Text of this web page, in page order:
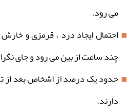
می رود.
احتمال ایجاد درد ، قرمزی و
چند ساعت از بین می رود و جای
حدود یک درصد از اشخاص بعد از
دارند.